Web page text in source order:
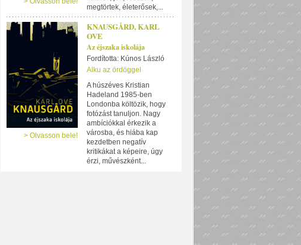
megtörtek, életerősek,...
> Olvasson bele!
KNAUSGÅRD, KARL
OVE
Az éjszaka iskolája
Fordította: Kúnos László
Alku az ördöggel
A húszéves Kristian
Hadeland 1985-ben
Londonba költözik, hogy
fotózást tanuljon. Nagy
ambíciókkal érkezik a
városba, és hiába kap
kezdetben negatív
kritikákat a képeire, úgy
érzi, művészként...